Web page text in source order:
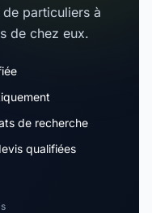
particuliers à
de chez eux.
de recherche
qualifiées